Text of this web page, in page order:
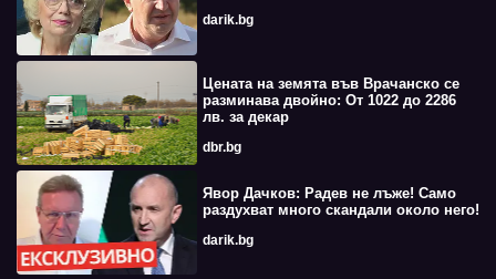
darik.bg
Цената на земята във Врачанско се
разминава двойно: От 1022 до 2286
лв. за декар
dbr.bg
Явор Дачков: Радев не лъже! Само
раздухват много скандали около него!
darik.bg